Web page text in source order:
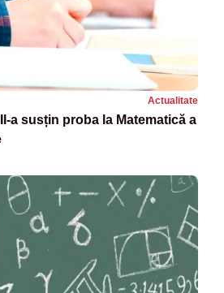
Actualitate
a susțin proba la Matematică a